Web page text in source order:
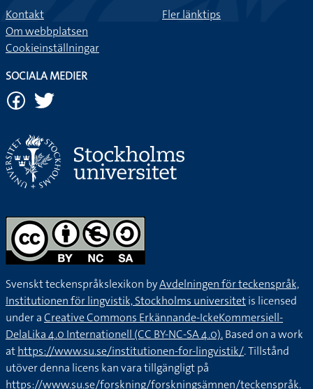
Jag gick in i det läskiga huset som var alldeles snett och vint.
När jag gått några steg där inne, dök det plötsligt upp ett
Om ett hus är skadat och i dåligt skick så är det bra att
värde markant.
Någon har försökt förstöra vårt hus genom att klottra på
väggen.
Anna ska köpa ett jättestort och fint hus.
Varför har du inte renoverat ditt hus? Det håller ju på att
förfalla.
I delstaten Florida i USA har många blivit drabbade och
förlorat sina hem på grund av orkanens framfart.
Mitt hus är lite ovanligt för köket ligger på ovanvåningen. I
Kontakt
Om webbplatsen
Cookieinställningar
Fler länktips
SOCIALA MEDIER
Svenskt teckenspråkslexikon byAvdelningen för teckenspråk,
Institutionen för lingvistik, Stockholms universitetis licensed
under aCreative Commons Erkännande-IckeKommersiell-
DelaLika 4.0 Internationell (CC BY-NC-SA 4.0).Based on a work
athttps://www.su.se/institutionen-for-lingvistik/. Tillstånd
utöver denna licens kan vara tillgängligt på
https://www.su.se/forskning/forskningsämnen/teckenspråk.